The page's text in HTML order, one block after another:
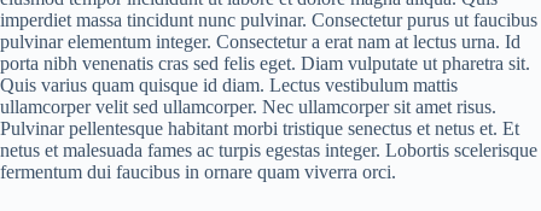
imperdiet massa tincidunt nunc pulvinar. Consectetur purus ut faucibus
pulvinar elementum integer. Consectetur a erat nam at lectus urna. Id
porta nibh venenatis cras sed felis eget. Diam vulputate ut pharetra sit.
Quis varius quam quisque id diam. Lectus vestibulum mattis
ullamcorper velit sed ullamcorper. Nec ullamcorper sit amet risus.
Pulvinar pellentesque habitant morbi tristique senectus et netus et. Et
netus et malesuada fames ac turpis egestas integer. Lobortis scelerisque
fermentum dui faucibus in ornare quam viverra orci.